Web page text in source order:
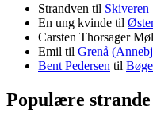
Strandven til Skiveren
En ung kvinde til
Carsten Thorsager
Emil til Grenå
Bent Pedersen til
Populære strande